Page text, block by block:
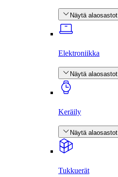
Näytä alaosastot
Elektroniikka
Näytä alaosastot
Keräily
Näytä alaosastot
Tukkuerät